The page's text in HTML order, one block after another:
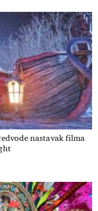
nastavak filma